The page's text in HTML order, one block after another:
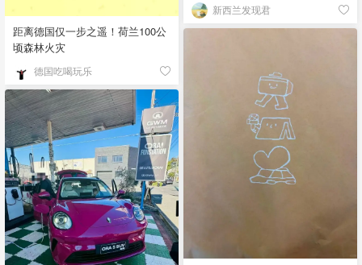
新西兰发现君
距离德国仅一步之遥！荷兰100公
顷森林火灾
德国吃喝玩乐